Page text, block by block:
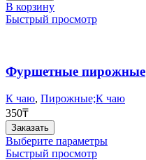
В корзину
Быстрый просмотр
Фуршетные пирожные
К чаю, Пирожные;К чаю
350₸
Заказать
Выберите параметрыЭтот
Быстрый просмотр